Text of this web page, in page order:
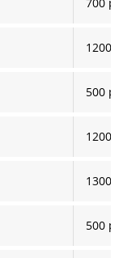
1200
500
1200
1300
500